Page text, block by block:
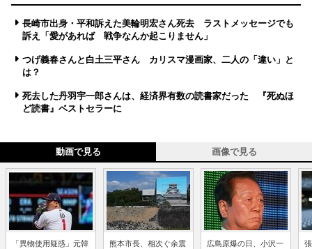
長崎市出身・平和訴えた美輪明宏さん死去 ラストメッセージでも
訴え「愛があれば 戦争なんか起こりません」
つげ義春さんと白土三平さん カリスマ漫画家、二人の「違い」と
は？
死去した丹羽宇一郎さんは、経済界有数の読書家だった 『死ぬほ
ど読書』ベストセラーに
動画で見る 画像で見る
「異物使用疑惑」元韓
熊本市長、相次ぐ余震
広島原爆の日、小沢一